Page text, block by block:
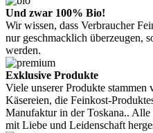
Und zwar 100% Bio!
Wir wissen, dass Verbraucher
nur geschmacklich überzeugen,
werden.
Exklusive Produkte
Viele unserer Produkte
Käsereien, die Feinkost-
Manufaktur in der Toskana..
mit Liebe und Leidenschaft